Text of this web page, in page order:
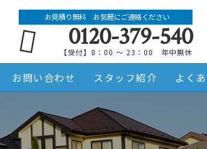
お見積り無料 お気軽にご連絡ください
0120-379-540
【受付】8：00 ～ 23：00 年中無休
お問い合わせ スタッフ紹介 よく